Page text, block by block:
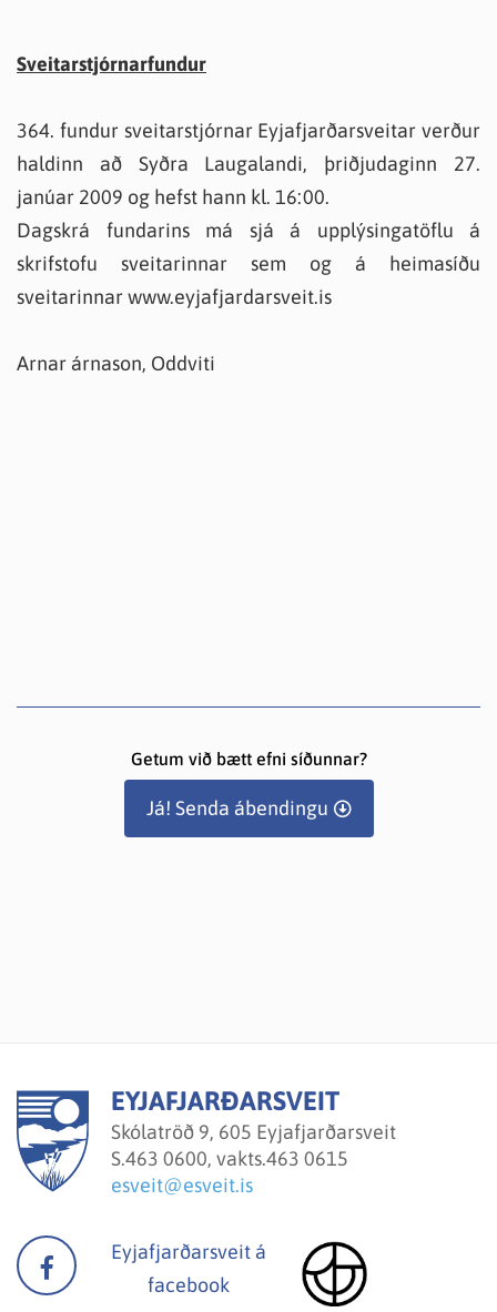
Sveitarstjórnarfundur
364. fundur sveitarstjórnar Eyjafjarðarsveitar verður
haldinn að Syðra Laugalandi, þriðjudaginn 27.
janúar 2009 og hefst hann kl. 16:00.
Dagskrá fundarins má sjá á upplýsingatöflu á
skrifstofu sveitarinnar sem og á heimasíðu
sveitarinnar www.eyjafjardarsveit.is
Arnar árnason, Oddviti
Getum við bætt efni síðunnar?
Já! Senda ábendingu
EYJAFJARÐARSVEIT
Skólatröð 9, 605 Eyjafjarðarsveit
S.463 0600, vakts.463 0615
esveit@esveit.is
Eyjafjarðarsveit á
facebook